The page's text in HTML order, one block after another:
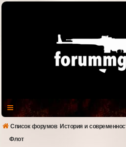
Список форумов История и
Флот